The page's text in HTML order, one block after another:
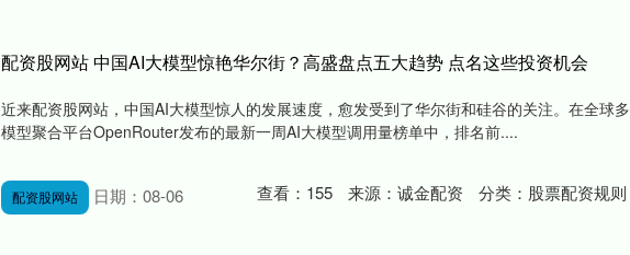
配资股网站 中国AI大模型惊艳华尔街？高盛盘点五大趋势 点名这些投资机会
近来配资股网站，中国AI大模型惊人的发展速度，愈发受到了华尔街和硅谷的关注。在全球多
模型聚合平台OpenRouter发布的最新一周AI大模型调用量榜单中，排名前....
配资股网站 日期：08-06 查看： 155 来源： 诚金配资 分类： 股票配资规则